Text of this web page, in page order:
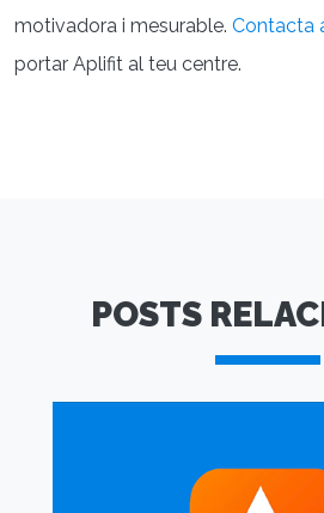
motivadora i mesurable. Contacta
portar Aplifit al teu centre.
POSTS